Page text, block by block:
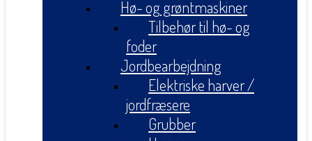
Hø- og grøntmaskiner
Tilbehør til hø- og
foder
Jordbearbejdning
Elektriske harver /
jordfræsere
Grubber